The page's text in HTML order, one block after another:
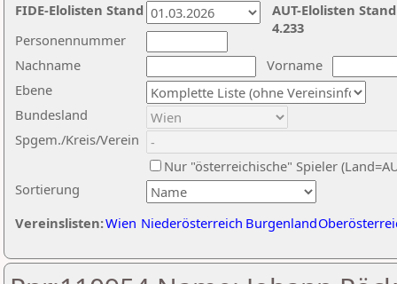
Nachname
Vorname
Ebene
Sortierung
Personennummer
Bundesland
Spgem./Kreis/Verein
Nur "österreichische" Spieler
Vereinslisten:Wien Niederösterreich Burgenland
AUT-Elolisten
4.233
FIDE-Elolisten Stand